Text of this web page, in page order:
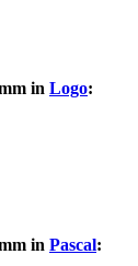
in Logo:
in Pascal: